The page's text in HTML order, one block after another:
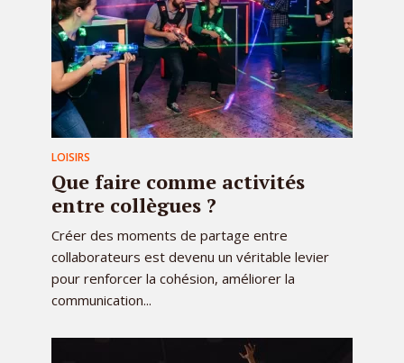
LOISIRS
Que faire comme activités
entre collègues ?
Créer des moments de partage entre
collaborateurs est devenu un véritable levier
pour renforcer la cohésion, améliorer la
communication...